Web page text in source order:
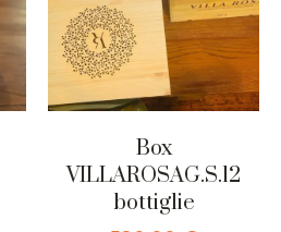
Box
VILLAROSAG.S.12
bottiglie